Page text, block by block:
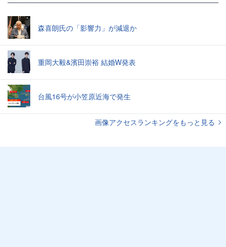
森喜朗氏の「影響力」が減退か
重岡大毅&濱田崇裕 結婚W発表
台風16号が小笠原近海で発生
画像アクセスランキングをもっと見る